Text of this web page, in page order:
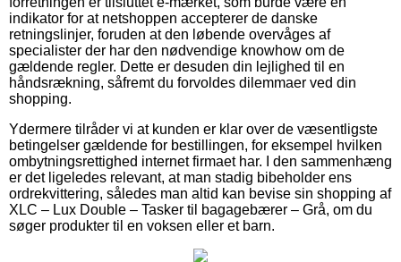
indikator for at netshoppen accepterer de danske
retningslinjer, foruden at den løbende overvåges af
specialister der har den nødvendige knowhow om de
gældende regler. Dette er desuden din lejlighed til en
håndsrækning, såfremt du forvoldes dilemmaer ved din
shopping.
Ydermere tilråder vi at kunden er klar over de væsentligste
betingelser gældende for bestillingen, for eksempel hvilken
ombytningsrettighed internet firmaet har. I den sammenhæng
er det ligeledes relevant, at man stadig bibeholder ens
ordrekvittering, således man altid kan bevise sin shopping af
XLC – Lux Double – Tasker til bagagebærer – Grå, om du
søger produkter til en voksen eller et barn.